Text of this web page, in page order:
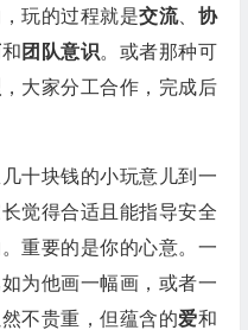
玩的过程就是交流、 协
和 团队意识。或者那种可
，大家分工合作，完成后
十块钱的小玩意儿到一
觉得合适且能指导安全
重要的是你的心意。一
为他画一幅画，或者一
不贵重，但蕴含的爱和